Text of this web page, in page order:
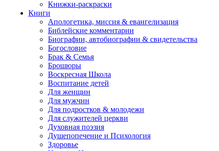
Книжки-раскраски
Книги
Апологетика, миссия & евангелизация
Библейские комментарии
Биографии, автобиографии & свидетельства
Богословие
Брак & Семья
Брошюры
Воскресная Школа
Воспитание детей
Для женщин
Для мужчин
Для подростков & молодежи
Для служителей церкви
Духовная поэзия
Душепопечение и Психология
Здоровье